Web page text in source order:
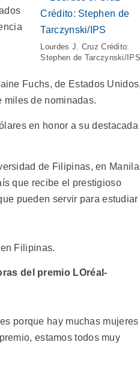
Lourdes J. Cruz Crédito:
Stephen de Tarczynski/IPS
Fuchs, de Estados
miles de nominadas.
en honor a su destacada
de Filipinas, en
que recibe el prestigioso
pueden servir para estudiar
Filipinas.
del premio LOréal-
porque hay muchas mujeres
estamos todos muy